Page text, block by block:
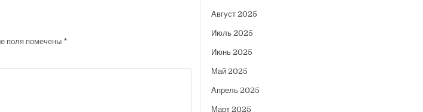
поля помечены *
Август 2025
Июль 2025
Июнь 2025
Май 2025
Апрель 2025
Март 2025